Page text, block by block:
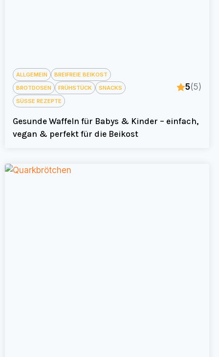
ALLGEMEIN
BREIFREIE BEIKOST
BROTDOSEN
FRÜHSTÜCK
SNACKS
SÜSSE REZEPTE
5(5)
Gesunde Waffeln für Babys & Kinder – einfach,
vegan & perfekt für die Beikost